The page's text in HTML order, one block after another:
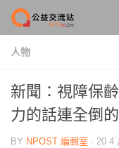
Skip to content
人物
新聞：視障保
力的話連全倒
BY NPOST 編輯室 · 20 4